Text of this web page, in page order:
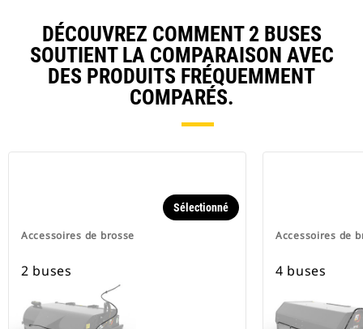
DÉCOUVREZ COMMENT 2 BUSES
SOUTIENT LA COMPARAISON AVEC
DES PRODUITS FRÉQUEMMENT
COMPARÉS.
Accessoires de brosse
Sélectionné
2 buses
Accessoires de
4 buses